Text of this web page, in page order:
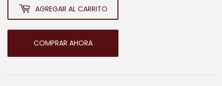
AGREGAR AL CARRITO
COMPRAR AHORA